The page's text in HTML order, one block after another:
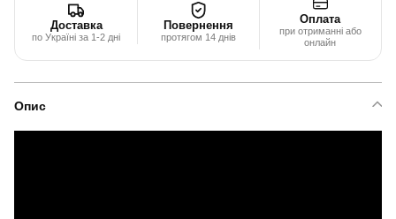
Доставка
по Україні за 1-2 дні
Повернення
протягом 14 днів
Оплата
при отриманні або
онлайн
Опис